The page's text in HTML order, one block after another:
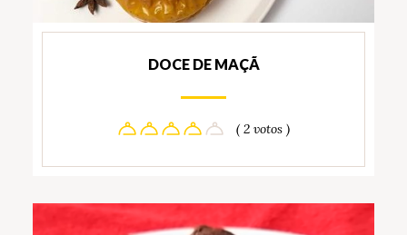
DOCE DE MAÇÃ
( 2 votos )